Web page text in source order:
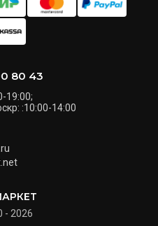
- 2026
80 43
19:00;
:10:00-14:00